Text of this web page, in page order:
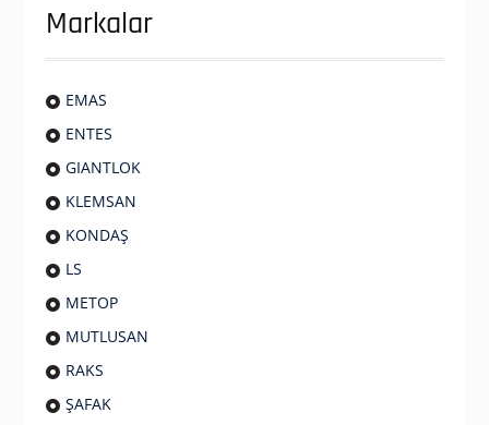
Markalar
EMAS
ENTES
GIANTLOK
KLEMSAN
KONDAŞ
LS
METOP
MUTLUSAN
RAKS
ŞAFAK